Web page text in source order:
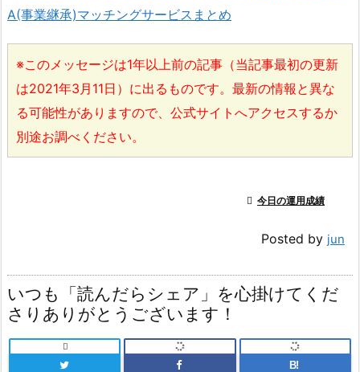
A(事業継承)マッチングサービスまとめ
※このメッセージは1年以上前の記事（当記事最初の更新
は2021年3月11日）に出るものです。最新の情報と異な
る可能性がありますので、公式サイトへアクセスするか
別途お調べください。
 今日の運用成績
Posted by jun
いつも「読んだらシェア」を心掛けてくだ
さりありがとうございます！

B!